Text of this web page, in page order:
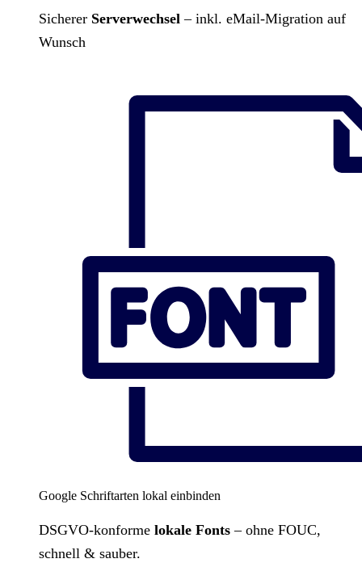
Sicherer Serverwechsel – inkl. eMail-Migration auf
Wunsch
Google Schriftarten lokal einbinden
DSGVO-konforme lokale Fonts – ohne FOUC,
schnell & sauber.